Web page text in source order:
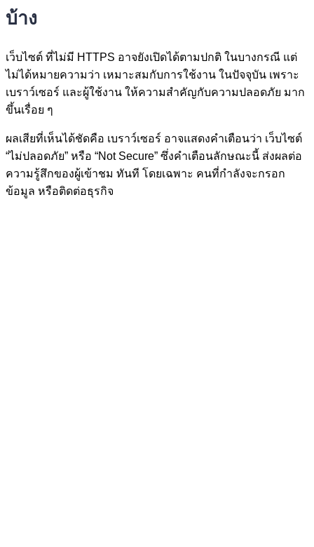
บ้าง
เว็บไซต์ ที่ไม่มี HTTPS อาจยังเปิดได้ตามปกติ ในบางกรณี แต่
ไม่ได้หมายความว่า เหมาะสมกับการใช้งาน ในปัจจุบัน เพราะ
เบราว์เซอร์ และผู้ใช้งาน ให้ความสำคัญกับความปลอดภัย มาก
ขึ้นเรื่อย ๆ
ผลเสียที่เห็นได้ชัดคือ เบราว์เซอร์ อาจแสดงคำเตือนว่า เว็บไซต์
“ไม่ปลอดภัย” หรือ “Not Secure” ซึ่งคำเตือนลักษณะนี้ ส่งผลต่อ
ความรู้สึกของผู้เข้าชม ทันที โดยเฉพาะ คนที่กำลังจะกรอก
ข้อมูล หรือติดต่อธุรกิจ